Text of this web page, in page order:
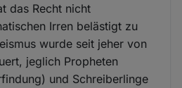
das Recht nicht
Irren belästigt zu
wurde seit jeher von
jeglich Propheten
und Schreiberlinge